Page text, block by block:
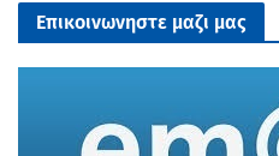
Επικοινωνηστε μαζι μας